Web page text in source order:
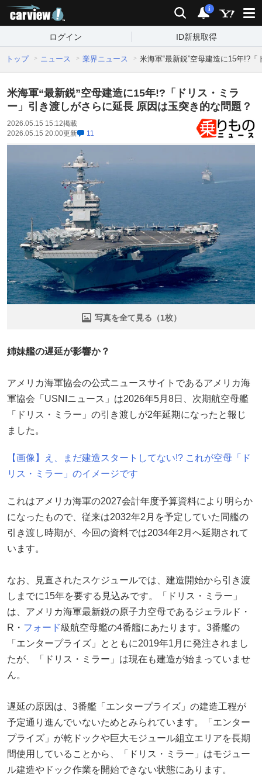
検索 通知
i
ログイン ID新規取得
トップ ニュース 業界ニュース 米海軍“最新鋭”空母建造に15年!?
米海軍“最新鋭”空母建造に15年!?「ドリス・ミラ
ー」引き渡しがさらに延長 原因は玉突き的な問題？
2026.05.15 15:12掲載
2026.05.15 20:00更新 11
写真を全て見る（1枚）
姉妹艦の遅延が影響か？
アメリカ海軍協会の公式ニュースサイトであるアメリカ海
軍協会「USNIニュース」は2026年5月8日、次期航空母艦
「ドリス・ミラー」の引き渡しが2年延期になったと報じ
ました。
【画像】え、まだ建造スタートしてない!? これが空母「ド
リス・ミラー」のイメージです
これはアメリカ海軍の2027会計年度予算資料により明らか
になったもので、従来は2032年2月を予定していた同艦の
引き渡し時期が、今回の資料では2034年2月へ延期されて
います。
なお、見直されたスケジュールでは、建造開始から引き渡
しまでに15年を要する見込みです。「ドリス・ミラー」
は、アメリカ海軍最新鋭の原子力空母であるジェラルド・
R・ フォード級航空母艦の4番艦にあたります。3番艦の
「エンタープライズ」とともに2019年1月に発注されまし
たが、「ドリス・ミラー」は現在も建造が始まっていませ
ん。
遅延の原因は、3番艦「エンタープライズ」の建造工程が
予定通り進んでいないためとみられています。「エンター
プライズ」が乾ドックや巨大モジュール組立エリアを長期
間使用していることから、「ドリス・ミラー」はモジュー
ル建造やドック作業を開始できない状態にあります。